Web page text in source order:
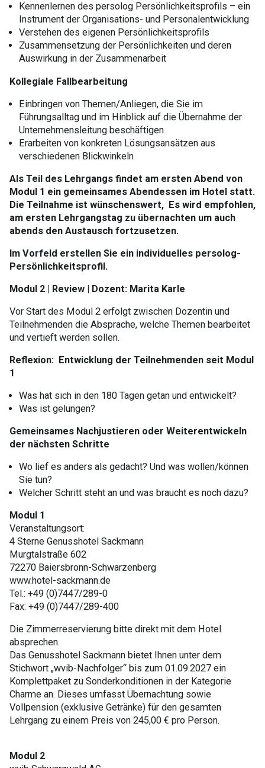
​Kennenlernen des persolog Persönlichkeitsprofils – ein
Instrument der Organisations- und Personalentwicklung
Verstehen des eigenen Persönlichkeitsprofils
Zusammensetzung der Persönlichkeiten und deren
Auswirkung in der Zusammenarbeit
Kollegiale Fallbearbeitung
​Einbringen von Themen/Anliegen, die Sie im
Führungsalltag und im Hinblick auf die Übernahme der
Unternehmensleitung beschäftigen
Erarbeiten von konkreten Lösungsansätzen aus
verschiedenen Blickwinkeln
Als Teil des Lehrgangs findet am ersten Abend von
Modul 1 ein gemeinsames Abendessen im Hotel statt.
Die Teilnahme ist wünschenswert, Es wird empfohlen,
am ersten Lehrgangstag zu übernachten um auch
abends den Austausch fortzusetzen.
Im Vorfeld erstellen Sie ein individuelles persolog-
Persönlichkeitsprofil.
Modul 2 | Review | Dozent: Marita Karle
​Vor Start des Modul 2 erfolgt zwischen Dozentin und
Teilnehmenden die Absprache, welche Themen bearbeitet
und vertieft werden sollen.
Reflexion: Entwicklung der Teilnehmenden seit Modul
1
​Was hat sich in den 180 Tagen getan und entwickelt?
Was ist gelungen?
Gemeinsames Nachjustieren oder Weiterentwickeln
der nächsten Schritte
​Wo lief es anders als gedacht? Und was wollen/können
Sie tun?
Welcher Schritt steht an und was braucht es noch dazu?
Modul 1
Veranstaltungsort:
4 Sterne Genusshotel Sackmann
Murgtalstraße 602
72270 Baiersbronn-Schwarzenberg
www.hotel-sackmann.de
Tel.: +49 (0)7447/289-0
Fax: +49 (0)7447/289-400
Die Zimmerreservierung bitte direkt mit dem Hotel
absprechen.
Das Genusshotel Sackmann bietet Ihnen unter dem
Stichwort „wvib-Nachfolger“ bis zum 01.09.2027 ein
Komplettpaket zu Sonderkonditionen in der Kategorie
Charme an. Dieses umfasst Übernachtung sowie
Vollpension (exklusive Getränke) für den gesamten
Lehrgang zu einem Preis von 245,00 € pro Person.
Modul 2